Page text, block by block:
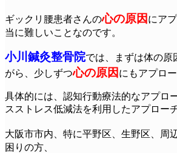
ギックリ腰患者さんの心の原因 にア
当に難しいことなのです。
小川鍼灸整骨院では、まずは体の原
がら、少しずつ心の原因 にもアプロ
具体的には、認知行動療法的なアプロ
スストレス低減法を利用したアプロー
大阪市市内、特に平野区、生野区、周
困りの方、